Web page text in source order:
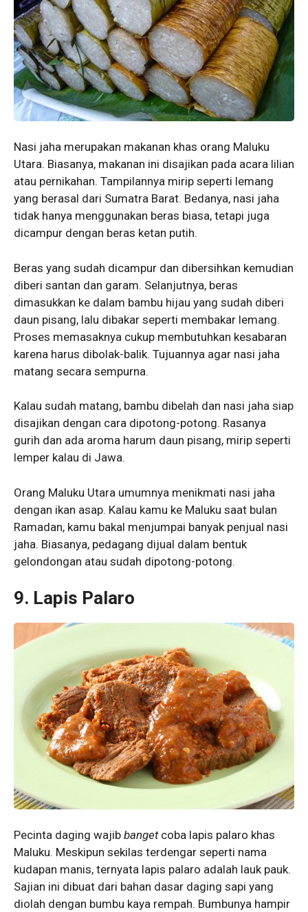
Nasi jaha merupakan makanan khas orang Maluku
Utara. Biasanya, makanan ini disajikan pada acara lilian
atau pernikahan. Tampilannya mirip seperti lemang
yang berasal dari Sumatra Barat. Bedanya, nasi jaha
tidak hanya menggunakan beras biasa, tetapi juga
dicampur dengan beras ketan putih.
Beras yang sudah dicampur dan dibersihkan kemudian
diberi santan dan garam. Selanjutnya, beras
dimasukkan ke dalam bambu hijau yang sudah diberi
daun pisang, lalu dibakar seperti membakar lemang.
Proses memasaknya cukup membutuhkan kesabaran
karena harus dibolak-balik. Tujuannya agar nasi jaha
matang secara sempurna.
Kalau sudah matang, bambu dibelah dan nasi jaha siap
disajikan dengan cara dipotong-potong. Rasanya
gurih dan ada aroma harum daun pisang, mirip seperti
lemper kalau di Jawa.
Orang Maluku Utara umumnya menikmati nasi jaha
dengan ikan asap. Kalau kamu ke Maluku saat bulan
Ramadan, kamu bakal menjumpai banyak penjual nasi
jaha. Biasanya, pedagang dijual dalam bentuk
gelondongan atau sudah dipotong-potong.
9. Lapis Palaro
Pecinta daging wajib banget coba lapis palaro khas
Maluku. Meskipun sekilas terdengar seperti nama
kudapan manis, ternyata lapis palaro adalah lauk pauk.
Sajian ini dibuat dari bahan dasar daging sapi yang
diolah dengan bumbu kaya rempah. Bumbunya hampir